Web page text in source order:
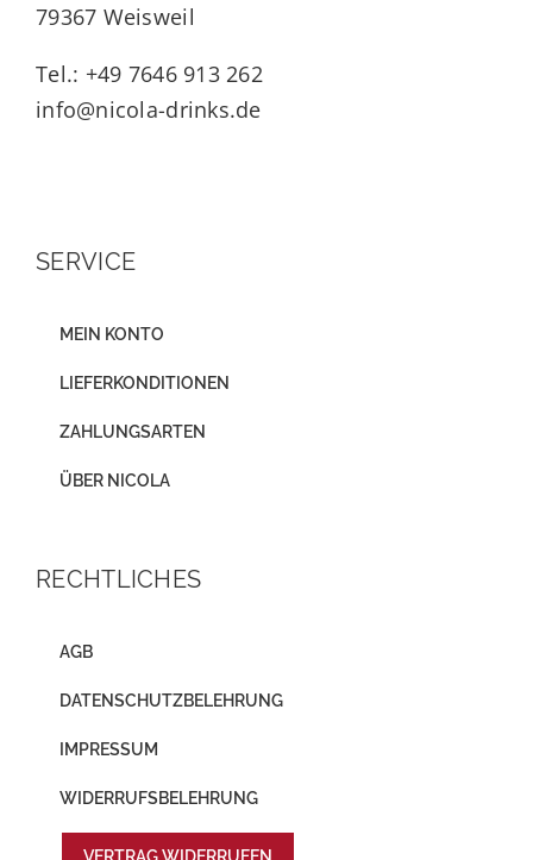
79367 Weisweil
Tel.: +49 7646 913 262
info@nicola-drinks.de
SERVICE
MEIN KONTO
LIEFERKONDITIONEN
ZAHLUNGSARTEN
ÜBER NICOLA
RECHTLICHES
AGB
DATENSCHUTZBELEHRUNG
IMPRESSUM
WIDERRUFSBELEHRUNG
VERTRAG WIDERRUFEN